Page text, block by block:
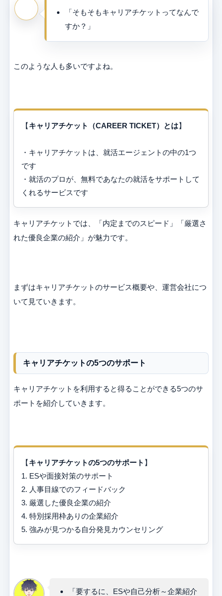
「そもそもキャリアチケットってなんで
すか？」
このような人も多いですよね。
【キャリアチケット（CAREER TICKET）とは】
・キャリアチケットは、就活エージェントの中の1つ
です
・就活のプロが、無料であなたの就活をサポートして
くれるサービスです
キャリアチケットでは、「内定までのスピード」「厳選さ
れた優良企業の紹介」が魅力です。
まずはキャリアチケットのサービス概要や、運営会社につ
いて見ていきます。
キャリアチケットの5つのサポート
キャリアチケットを利用すると得ることができる5つのサ
ポートを紹介していきます。
【キャリアチケットの5つのサポート 】
1. ESや面接対策のサポート
2. 人事目線でのフィードバック
3. 厳選した優良企業の紹介
4. 特別採用枠ありの企業紹介
5. 強みが見つかる自分発見カウンセリング
「要するに、ESや自己分析～企業紹介